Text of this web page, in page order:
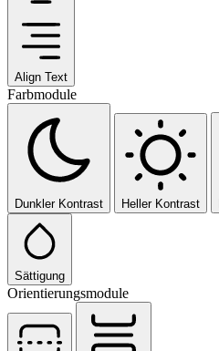
Align Text
Farbmodule
Dunkler Kontrast Heller Kontrast
Sättigung
Orientierungsmodule